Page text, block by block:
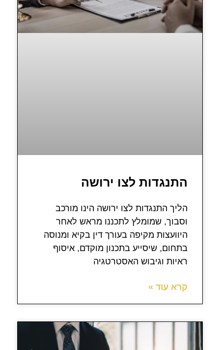
התנגדות לצו ירושה
הליך התנגדות לצו ירושה הינו מורכב
וסבוך, שמומלץ לתכננו מראש לאחר
היוועצות מקיפה בעורך דין בקיא ומנוסה
בתחום, שיסייע בתכנון מוקדם, איסוף
ראיות וגיבוש האסטרטגיה
קרא עוד »